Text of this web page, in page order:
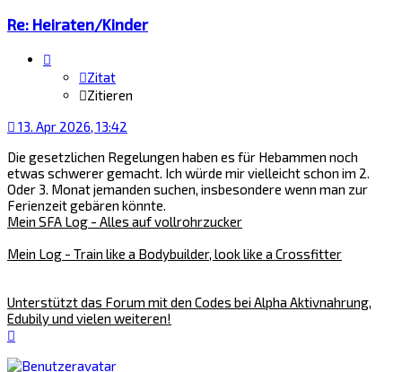
Re: Heiraten/Kinder
Zitat
Zitieren
13. Apr 2026, 13:42
Die gesetzlichen Regelungen haben es für Hebammen noch
etwas schwerer gemacht. Ich würde mir vielleicht schon im 2.
Oder 3. Monat jemanden suchen, insbesondere wenn man zur
Ferienzeit gebären könnte.
Mein SFA Log - Alles auf vollrohrzucker
Mein Log - Train like a Bodybuilder, look like a Crossfitter
Unterstützt das Forum mit den Codes bei Alpha Aktivnahrung,
Edubily und vielen weiteren!